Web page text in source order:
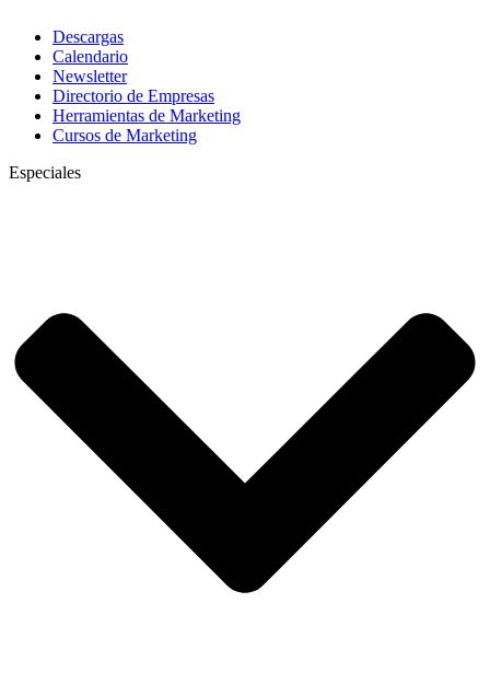
Descargas
Calendario
Newsletter
Directorio de Empresas
Herramientas de Marketing
Cursos de Marketing
Especiales